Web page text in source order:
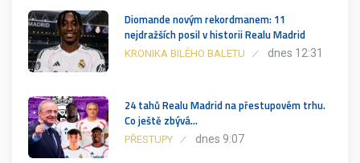
Diomande novým rekordmanem: 11
nejdražších posil v historii Realu Madrid
KRONIKA BILÉHO BALETU dnes 12:31
24 tahů Realu Madrid na přestupovém trhu.
Co ještě zbývá…
PŘESTUPY dnes 9:07